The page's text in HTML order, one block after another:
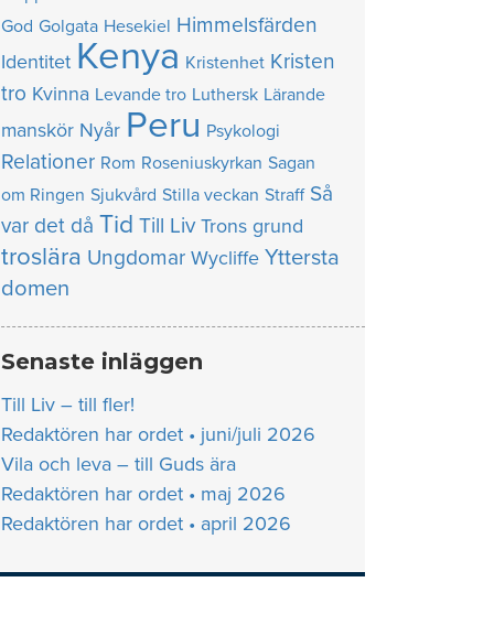
God Golgata Hesekiel Himmelsfärden
Identitet Kenya Kristenhet Kristen
tro Kvinna Levande tro Luthersk Lärande
manskör Nyår Peru Psykologi
Relationer Rom Roseniuskyrkan Sagan
om Ringen Sjukvård Stilla veckan Straff Så
var det då Tid Till Liv Trons grund
troslära Ungdomar Wycliffe Yttersta
domen
Senaste inläggen
Till Liv – till fler!
Redaktören har ordet • juni/juli 2026
Vila och leva – till Guds ära
Redaktören har ordet • maj 2026
Redaktören har ordet • april 2026